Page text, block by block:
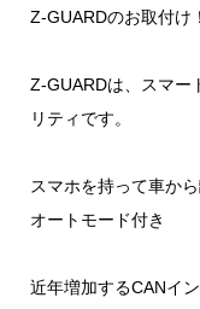
Z-GUARDのお取付け！
Z-GUARDは、スマー
リティです。
スマホを持って車か
オートモード付き
近年増加するCANイ